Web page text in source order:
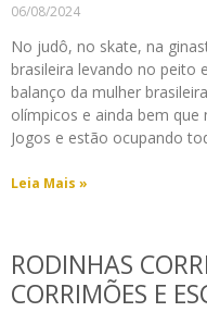
06/08/2024
No judô, no skate, na
brasileira levando no peito
balanço da mulher
olímpicos e ainda bem
Jogos e estão ocupando
Leia Mais »
RODINHAS
CORRIMÕES E